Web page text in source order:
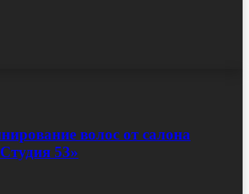
волос от салона
53»